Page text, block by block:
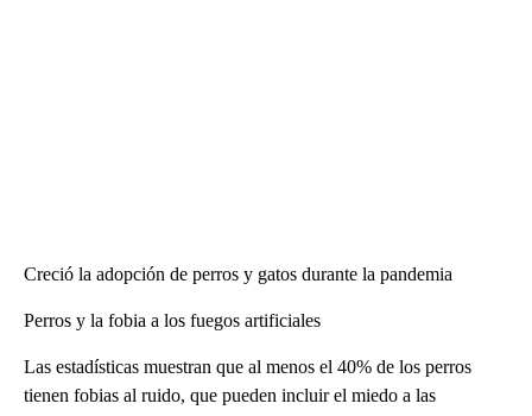
Creció la adopción de perros y gatos durante la pandemia
Perros y la fobia a los fuegos artificiales
Las estadísticas muestran que al menos el 40% de los perros
tienen fobias al ruido, que pueden incluir el miedo a las